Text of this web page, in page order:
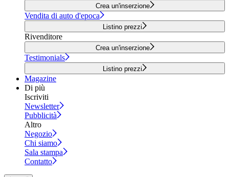
Crea un'inserzione
Vendita di auto d'epoca
Listino prezzi
Rivenditore
Crea un'inserzione
Testimonials
Listino prezzi
Magazine
Di più
Iscriviti
Newsletter
Pubblicità
Altro
Negozio
Chi siamo
Sala stampa
Contatto